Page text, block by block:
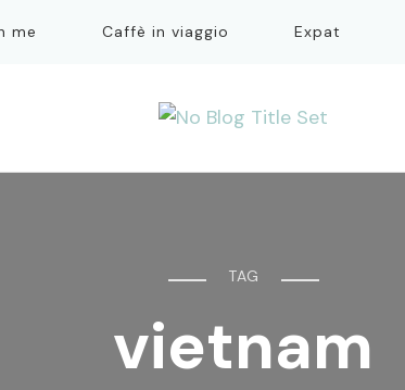
me Caffè in viaggio Expat
TAG
vietnam